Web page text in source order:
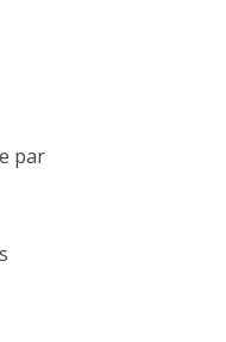
par